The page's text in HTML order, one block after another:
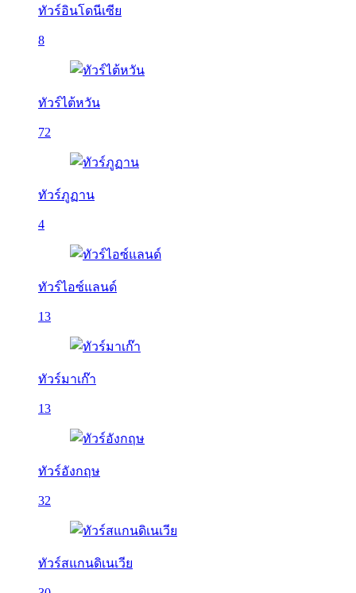
ทัวร์อินโดนีเซีย
8
ทัวร์ไต้หวัน
72
ทัวร์ภูฏาน
4
ทัวร์ไอซ์แลนด์
13
ทัวร์มาเก๊า
13
ทัวร์อังกฤษ
32
ทัวร์สแกนดิเนเวีย